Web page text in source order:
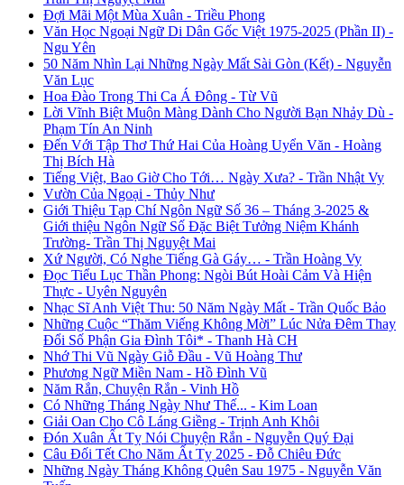
Đợi Mãi Một Mùa Xuân - Triều Phong
Văn Học Ngoại Ngữ Di Dân Gốc Việt 1975-2025 (Phần II) -
Ngu Yên
50 Năm Nhìn Lại Những Ngày Mất Sài Gòn (Kết) - Nguyễn
Văn Lục
Hoa Đào Trong Thi Ca Á Đông - Từ Vũ
Lời Vĩnh Biệt Muộn Màng Dành Cho Người Bạn Nhảy Dù -
Phạm Tín An Ninh
Đến Với Tập Thơ Thứ Hai Của Hoàng Uyển Văn - Hoàng
Thị Bích Hà
Tiếng Việt, Bao Giờ Cho Tới… Ngày Xưa? - Trần Nhật Vy
Vườn Của Ngoại - Thủy Như
Giới Thiệu Tạp Chí Ngôn Ngữ Số 36 – Tháng 3-2025 &
Giới thiệu Ngôn Ngữ Số Đặc Biệt Tưởng Niệm Khánh
Trường- Trần Thị Nguyệt Mai
Xứ Người, Có Nghe Tiếng Gà Gáy… - Trần Hoàng Vy
Đọc Tiểu Lục Thần Phong: Ngòi Bút Hoài Cảm Và Hiện
Thực - Uyên Nguyên
Nhạc Sĩ Anh Việt Thu: 50 Năm Ngày Mất - Trần Quốc Bảo
Những Cuộc “Thăm Viếng Không Mời” Lúc Nửa Đêm Thay
Đổi Số Phận Gia Đình Tôi* - Thanh Hà CH
Nhớ Thi Vũ Ngày Giỗ Đầu - Vũ Hoàng Thư
Phương Ngữ Miền Nam - Hồ Đình Vũ
Năm Rắn, Chuyện Rắn - Vinh Hồ
Có Những Tháng Ngày Như Thế... - Kim Loan
Giải Oan Cho Cô Láng Giềng - Trịnh Anh Khôi
Đón Xuân Ất Tỵ Nói Chuyện Rắn - Nguyễn Quý Đại
Câu Đối Tết Cho Năm Ất Tỵ 2025 - Đỗ Chiêu Đức
Những Ngày Tháng Không Quên Sau 1975 - Nguyễn Văn